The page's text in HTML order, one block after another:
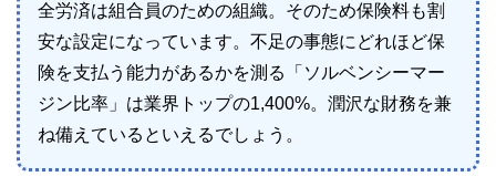
全労済は組合員のための組織。そのため保険料も割
安な設定になっています。不足の事態にどれほど保
険を支払う能力があるかを測る「 ソルベンシーマー
ジン比率」は業界トップの1,400%。潤沢な財務を兼
ね備えているといえるでしょう。